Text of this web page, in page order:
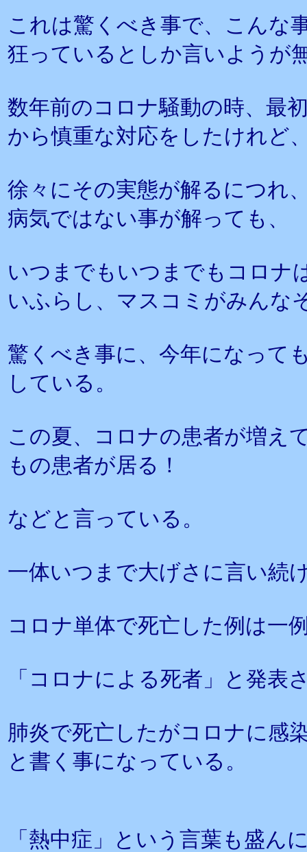
これは驚くべき事で、こんな
狂っているとしか言いようが
数年前のコロナ騒動の時、最
から慎重な対応をしたけれど
徐々にその実態が解るにつれ
病気ではない事が解っても、
いつまでもいつまでもコロナ
いふらし、マスコミがみんな
驚くべき事に、今年になって
している。
この夏、コロナの患者が増
もの患者が居る！
などと言っている。
一体いつまで大げさに言い続
コロナ単体で死亡した例は一
「コロナによる死者」と発表
肺炎で死亡したがコロナに感
と書く事になっている。
「熱中症」という言葉も盛ん